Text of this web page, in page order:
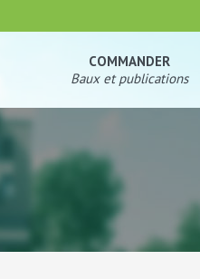
COMMANDER
Baux et publications